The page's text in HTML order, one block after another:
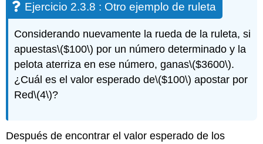
Ejercicio 2.3.8 : Otro ejemplo de ruleta
Considerando nuevamente la rueda de la ruleta, si
apuestas\($100\) por un número determinado y la
pelota aterriza en ese número, ganas\($3600\).
¿Cuál es el valor esperado de\($100\) apostar por
Red\(4\)?
Después de encontrar el valor esperado de los